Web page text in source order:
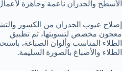
الأسطح والجدران ناعمة وجاهزة
إصلاح عيوب الجدران من الكسور
معجون مخصص لتسويتها، ثم تطبيق
الطلاء المناسب وألوان الصباغة،
الطلاء والأصباغ بالصورة السليمة.